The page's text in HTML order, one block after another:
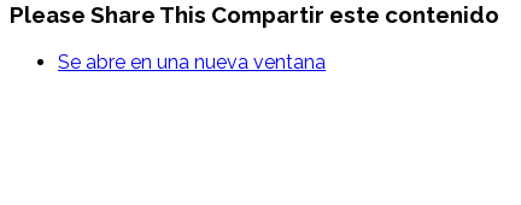
Please Share This Compartir este contenido
Se abre en una nueva ventana